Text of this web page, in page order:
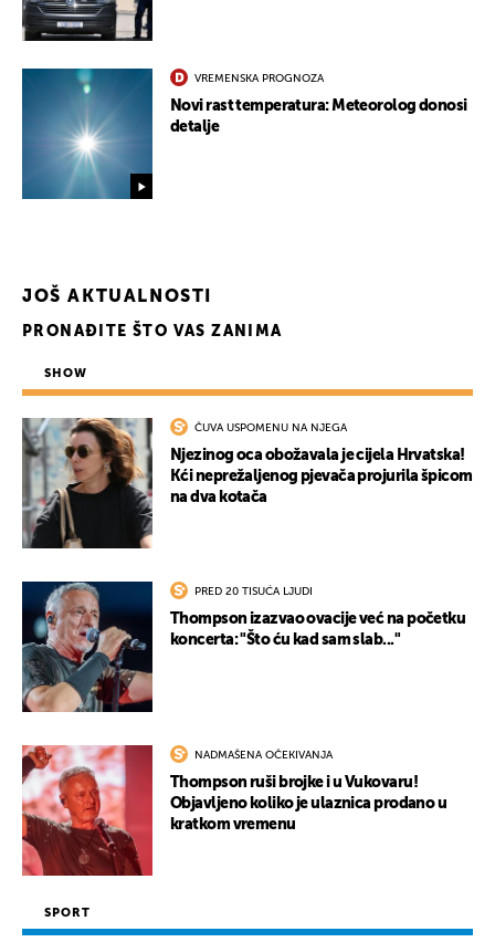
VREMENSKA PROGNOZA
Novi rast temperatura: Meteorolog donosi
detalje
JOŠ AKTUALNOSTI
PRONAĐITE ŠTO VAS ZANIMA
SHOW
ČUVA USPOMENU NA NJEGA
Njezinog oca obožavala je cijela Hrvatska!
Kći neprežaljenog pjevača projurila špicom
na dva kotača
PRED 20 TISUĆA LJUDI
Thompson izazvao ovacije već na početku
koncerta: "Što ću kad sam slab..."
NADMAŠENA OČEKIVANJA
Thompson ruši brojke i u Vukovaru!
Objavljeno koliko je ulaznica prodano u
kratkom vremenu
SPORT